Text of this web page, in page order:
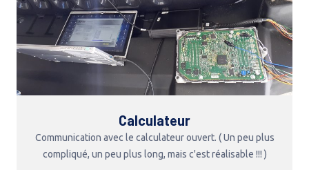
Calculateur
Communication avec le calculateur ouvert. ( Un peu plus
compliqué, un peu plus long, mais c'est réalisable !!! )